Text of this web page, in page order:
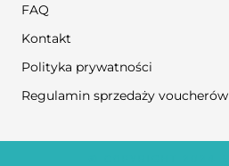
FAQ
Kontakt
Polityka prywatności
Regulamin sprzedaży voucherów